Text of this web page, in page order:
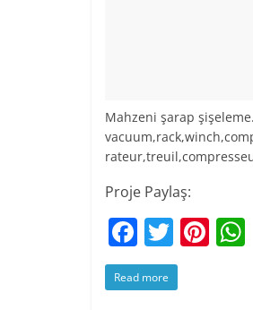
Mahzeni şarap
Proje Paylaş:
F
a
c
T
w
itt
Pi
Read more